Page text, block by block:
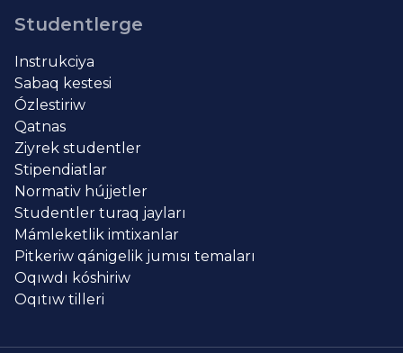
Studentlerge
Instrukciya
Sabaq kestesi
Ózlestiriw
Qatnas
Ziyrek studentler
Stipendiatlar
Normativ hújjetler
Studentler turaq jayları
Mámleketlik imtixanlar
Pitkeriw qánigelik jumısı temaları
Oqıwdı kóshiriw
Oqıtıw tilleri